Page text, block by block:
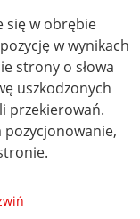
się w obrębie
w wynikach
strony o słowa
uszkodzonych
przekierowań.
pozycjonowanie,